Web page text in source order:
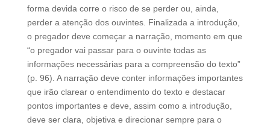
forma devida corre o risco de se perder ou, ainda,
perder a atenção dos ouvintes. Finalizada a introdução,
o pregador deve começar a narração, momento em que
“o pregador vai passar para o ouvinte todas as
informações necessárias para a compreensão do texto”
(p. 96). A narração deve conter informações importantes
que irão clarear o entendimento do texto e destacar
pontos importantes e deve, assim como a introdução,
deve ser clara, objetiva e direcionar sempre para o